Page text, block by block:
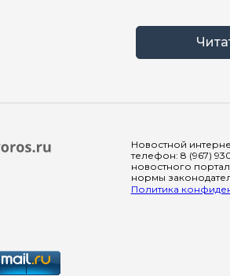
Новостной
телефон: 8 (967)
новостного
нормы
Политика